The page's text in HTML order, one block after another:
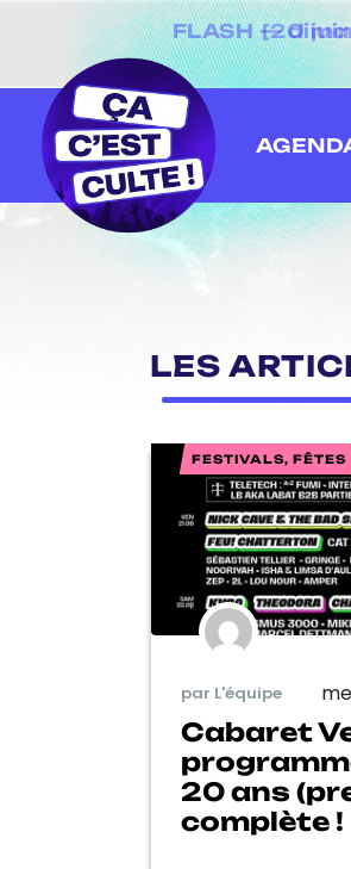
[20
LES
FESTIVALS, FÊTES
par L'équipe
Cabaret
20 ans
complète !